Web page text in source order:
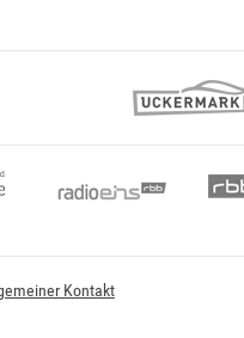
Kontakt